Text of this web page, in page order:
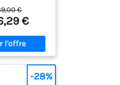
€
€
-28%